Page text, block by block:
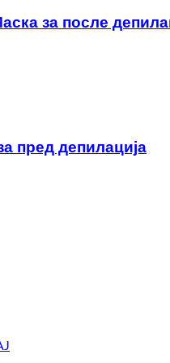
за после
пред депилација